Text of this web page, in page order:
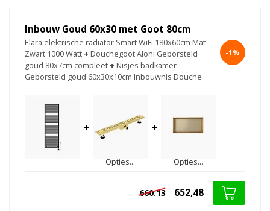
Inbouw Goud 60x30 met Goot 80cm
Elara elektrische radiator Smart WiFi 180x60cm Mat
Zwart 1000 Watt + Douchegoot Aloni Geborsteld
goud 80x7cm compleet + Nisjes badkamer
Geborsteld goud 60x30x10cm Inbouwnis Douche
-1%
+
Opties...
+
Opties...
660.13 652,48